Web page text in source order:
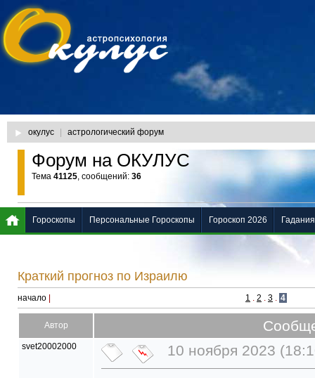
окулус астрологический форум
Форум на ОКУЛУС
Тема 41125, сообщений: 36
Краткий прогноз по Израилю
начало 1 . 2 . 3 . 4
Автор
svet20002000 10 ноября 2023
Гороскопы Персональные Гороскопы Гороскоп 2026 Гадания